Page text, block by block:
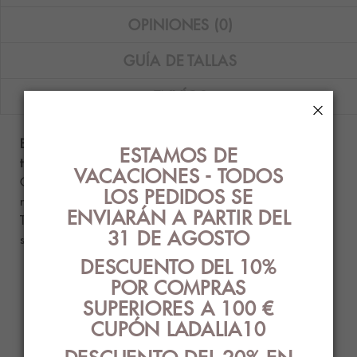
OPINIONES (0)
GUÍA DE TALLAS
ENVÍOS
Bikini Tamouré bandeau con aros estampado en
tejido brillante.
Composición: 78% poliamida - 11% elastano - 11%
metálico.
Tallas disponibles: 85B. La relación de talla
sujetador/braguita es: 85/XS.
PRODUCTOS
RELACIONADOS
ESTAMOS DE
VACACIONES - TODOS
LOS PEDIDOS SE
ENVIARÁN A PARTIR DEL
31 DE AGOSTO
DESCUENTO DEL 10%
POR COMPRAS
SUPERIORES A 100 €
CUPÓN LADALIA10
×